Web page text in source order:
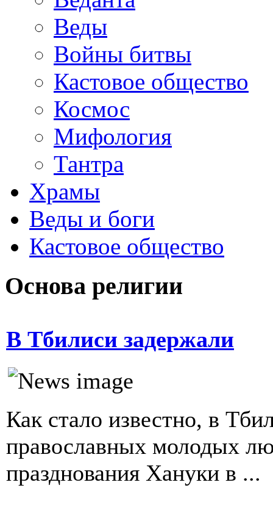
Веды
Войны битвы
Кастовое общество
Космос
Мифология
Тантра
Храмы
Веды и боги
Кастовое общество
Основа религии
В Тбилиси задержали
Как стало известно, в
православных молодых
празднования Хануки в ...